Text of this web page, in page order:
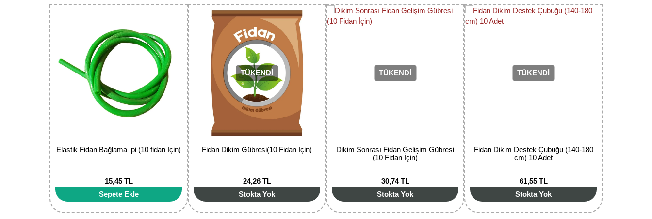
Yorum Yaz
Ürün resmi kalitesiz, bozuk veya görüntülenemiyor.
Ürün açıklamasında eksik bilgiler bulunuyor.
Ürün bilgilerinde hatalar bulunuyor.
Ürün fiyatı diğer sitelerden daha pahalı.
Bu ürüne benzer farklı alternatifler olmalı.
Gönder
Elastik Fidan Bağlama İpi (10 fidan İçin)
15,45 TL
Sepete Ekle
TÜKENDİ
Fidan Dikim Gübresi(10 Fidan İçin)
24,26 TL
Stokta Yok
TÜKENDİ
Dikim Sonrası Fidan Gelişim Gübresi
(10 Fidan İçin)
30,74 TL
Stokta Yok
TÜKENDİ
Fidan Dikim Destek Çubuğu (140-180
cm) 10 Adet
61,55 TL
Stokta Yok